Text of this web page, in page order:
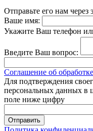
Отправьте его нам через
Ваше имя:
Укажите Ваш телефон
Введите Ваш вопрос:
Соглашение об
Для подтверждения
персональных данных в
поле ниже цифру